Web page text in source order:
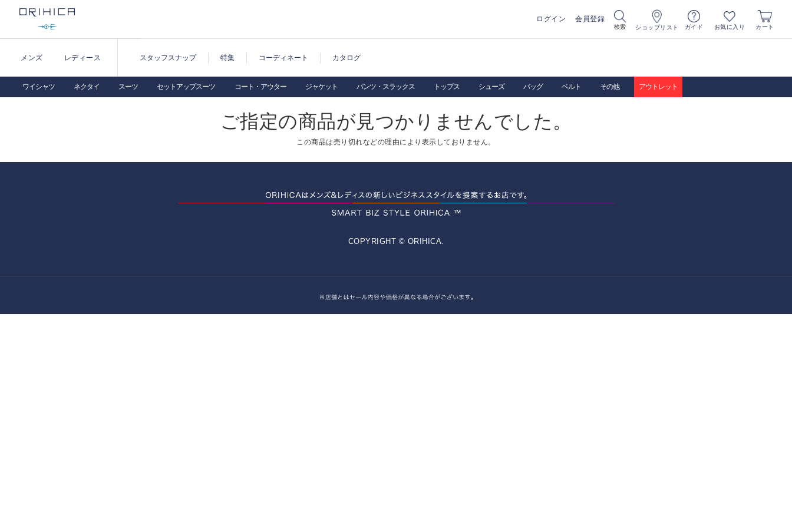
ログイン 会員登録
検索 ショップリスト ガイド お気に入り カート
メンズ レディース スタッフスナップ 特集 コーディネート カタログ
ワイシャツ ネクタイ スーツ セットアップスーツ コート・アウター ジャケット パンツ・スラックス トップス シューズ バッグ ベルト その他 アウトレット
ご指定の商品が見つかりませんでした。
この商品は売り切れなどの理由により表示しておりません。
COPYRIGHT © ORIHICA.